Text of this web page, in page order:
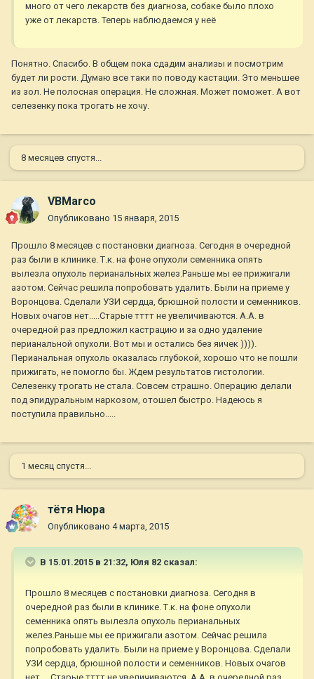
много от чего лекарств без диагноза, собаке было плохо
уже от лекарств. Теперь наблюдаемся у неё
Понятно. Спасибо. В общем пока сдадим анализы и посмотрим
будет ли рости. Думаю все таки по поводу кастации. Это меньшее
из зол. Не полосная операция. Не сложная. Может поможет. А вот
селезенку пока трогать не хочу.
8 месяцев спустя...
VBMarco
Опубликовано 15 января, 2015
Прошло 8 месяцев с постановки диагноза. Сегодня в очередной
раз были в клинике. Т.к. на фоне опухоли семенника опять
вылезла опухоль перианальных желез.Раньше мы ее прижигали
азотом. Сейчас решила попробовать удалить. Были на приеме у
Воронцова. Сделали УЗИ сердца, брюшной полости и семенников.
Новых очагов нет.....Старые тттт не увеличиваются. А.А. в
очередной раз предложил кастрацию и за одно удаление
перианальной опухоли. Вот мы и остались без яичек )))).
Перианальная опухоль оказалась глубокой, хорошо что не пошли
прижигать, не помогло бы. Ждем результатов гистологии.
Селезенку трогать не стала. Совсем страшно. Операцию делали
под эпидуральным наркозом, отошел быстро. Надеюсь я
поступила правильно.....
1 месяц спустя...
тётя Нюра
Опубликовано 4 марта, 2015
В 15.01.2015 в 21:32, Юля 82 сказал:
Прошло 8 месяцев с постановки диагноза. Сегодня в
очередной раз были в клинике. Т.к. на фоне опухоли
семенника опять вылезла опухоль перианальных
желез.Раньше мы ее прижигали азотом. Сейчас решила
попробовать удалить. Были на приеме у Воронцова. Сделали
УЗИ сердца, брюшной полости и семенников. Новых очагов